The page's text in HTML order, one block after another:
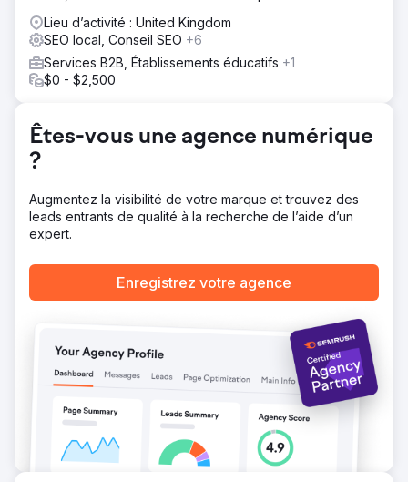
Vers la page de l'agence
Lieu d’activité : United Kingdom
SEO local, Conseil SEO +6
Services B2B, Établissements éducatifs +1
$0 - $2,500
Êtes-vous une agence numérique
?
Augmentez la visibilité de votre marque et trouvez des
leads entrants de qualité à la recherche de l’aide d’un
expert.
Enregistrez votre agence